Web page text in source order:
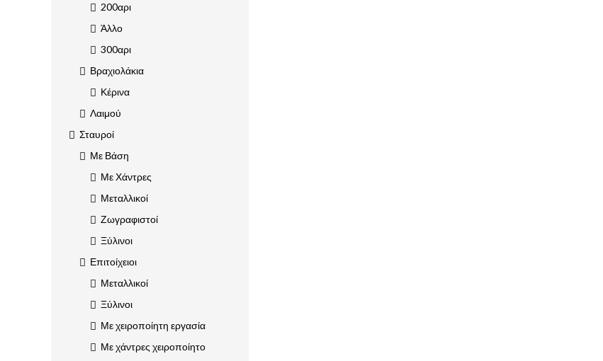
200αρι
Άλλο
300αρι
Βραχιολάκια
Κέρινα
Λαιμού
Σταυροί
Με Βάση
Με Χάντρες
Μεταλλικοί
Ζωγραφιστοί
Ξύλινοι
Επιτοίχειοι
Μεταλλικοί
Ξύλινοι
Με χειροποίητη εργασία
Με χάντρες χειροποίητο